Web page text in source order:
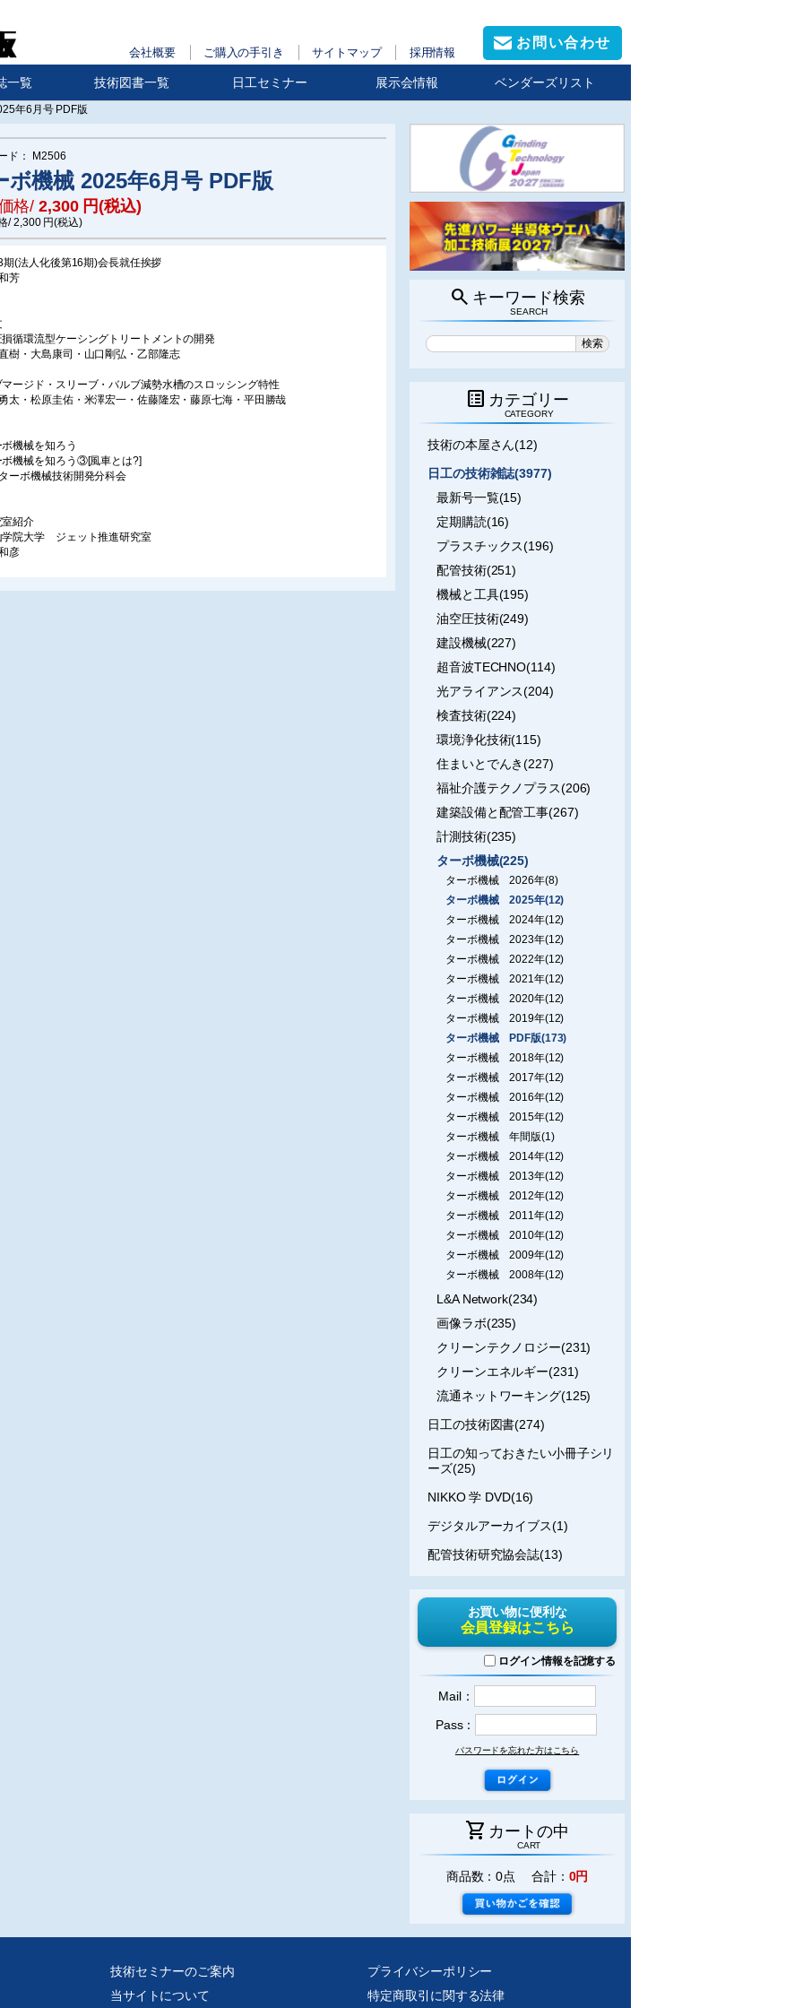
会社概要 ご購入の手引き サイトマップ 採用情報
お問い合わせ
一覧 技術図書一覧 日工セミナー 展示会情報 ベンダーズリスト
年6月号 PDF版
ド： M2506
ボ機械 2025年6月号 PDF版
格/ 2,300円(税込)
/ 2,300円(税込)
期(法人化後第16期)会長就任挨拶
芳
損循環流型ケーシングトリートメントの開発
樹・大島康司・山口剛弘・乙部隆志
マージド・スリーブ・バルブ減勢水槽のスロッシング特性
太・松原圭佑・米澤宏一・佐藤隆宏・藤原七海・平田勝哉
機械を知ろう
ボ機械を知ろう③[風車とは?]
ーボ機械技術開発分科会
室紹介
学院大学 ジェット推進研究室
彦
search キーワード検索
SEARCH
list_alt カテゴリー
CATEGORY
技術の本屋さん(12)
日工の技術雑誌(3977)
最新号一覧(15)
定期購読(16)
プラスチックス(196)
配管技術(251)
機械と工具(195)
油空圧技術(249)
建設機械(227)
超音波TECHNO(114)
光アライアンス(204)
検査技術(224)
環境浄化技術(115)
住まいとでんき(227)
福祉介護テクノプラス(206)
建築設備と配管工事(267)
計測技術(235)
ターボ機械(225)
ターボ機械 2026年(8)
ターボ機械 2025年(12)
ターボ機械 2024年(12)
ターボ機械 2023年(12)
ターボ機械 2022年(12)
ターボ機械 2021年(12)
ターボ機械 2020年(12)
ターボ機械 2019年(12)
ターボ機械 PDF版(173)
ターボ機械 2018年(12)
ターボ機械 2017年(12)
ターボ機械 2016年(12)
ターボ機械 2015年(12)
ターボ機械 年間版(1)
ターボ機械 2014年(12)
ターボ機械 2013年(12)
ターボ機械 2012年(12)
ターボ機械 2011年(12)
ターボ機械 2010年(12)
ターボ機械 2009年(12)
ターボ機械 2008年(12)
L&A Network(234)
画像ラボ(235)
クリーンテクノロジー(231)
クリーンエネルギー(231)
流通ネットワーキング(125)
日工の技術図書(274)
日工の知っておきたい小冊子シリ
ーズ(25)
NIKKO 学 DVD(16)
デジタルアーカイブス(1)
配管技術研究協会誌(13)
お買い物に便利な
会員登録はこちら
ログイン情報を記憶する
Mail：
Pass：
パスワードを忘れた方はこちら
shopping_cart カートの中
CART
商品数：0点 合計： 0円
技術セミナーのご案内
当サイトについて
プライバシーポリシー
特定商取引に関する法律